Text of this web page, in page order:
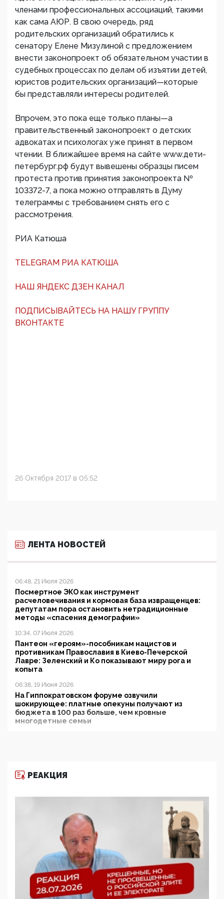
членами профессиональных ассоциаций, такими
как сама АЮР. В свою очередь, ряд
родительских организаций обратились к
сенатору Елене Мизулиной с предложением
внести законопроект об обязательном участии в
судебных процессах по делам об изъятии детей,
юристов родительских организаций—которые
бы представляли интересы родителей.
Впрочем, это пока еще только планы—а
правительственный законопроект о детских
адвокатах и психологах уже принят в первом
чтении. В ближайшее время на сайте www.дети-
петербург.рф будут вывешены образцы писем
протеста против принятия законопроекта №
103372-7, а пока можно отправлять в Думу
телеграммы с требованием снять его с
рассмотрения.
РИА Катюша
TELEGRAM РИА КАТЮША
НАШ ЯНДЕКС ДЗЕН КАНАЛ
ПОДПИСЫВАЙТЕСЬ НА НАШУ ГРУППУ
ВКОНТАКТЕ
26 Октября 2017 в 05:52
ЛЕНТА НОВОСТЕЙ
06:48, 21 Июля 2026
Посмертное ЭКО как инструмент
расчеловечивания и кормовая база извращенцев:
депутатам пора остановить нетрадиционные
методы «спасения демографии»
10:34, 07 Июля 2026
Пантеон «героям»-пособникам нацистов и
противникам Православия в Киево-Печерской
Лавре: Зеленский и Ко показывают миру рога и
копыта
06:38, 19 Июня 2026
На Гиппократовском форуме озвучили
шокирующее: платные опекуны получают из
бюджета в 100 раз больше, чем кровные
многодетные семьи
11:53, 09 Июня 2026
деятельность ИИТО ЮНЕСКО в России, но
цифроглобалисты продолжают определять
повестку в образовании
09:43, 01 Июня 2026
5G за счет здоровья граждан: Минцифры намерено
отобрать у регионов и муниципалитетов право
защищать жилые дома и социальные объекты от
05:58, 26 Мая 2026
Роскомнадзор освободили от борца с
РЕАКЦИЯ